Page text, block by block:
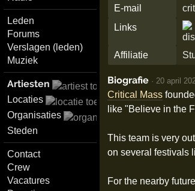
Leden
Forums
Verslagen (leden)
Muziek
Artiesten
Locaties
Organisaties
Steden
Contact
Crew
Vacatures
E-mail
Links
Affiliatie
Biografie · 20 april
Critical Mass
like "Believe in the
This team is very
on several festivals
For the nearby